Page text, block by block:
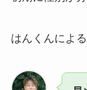
はんくんによる